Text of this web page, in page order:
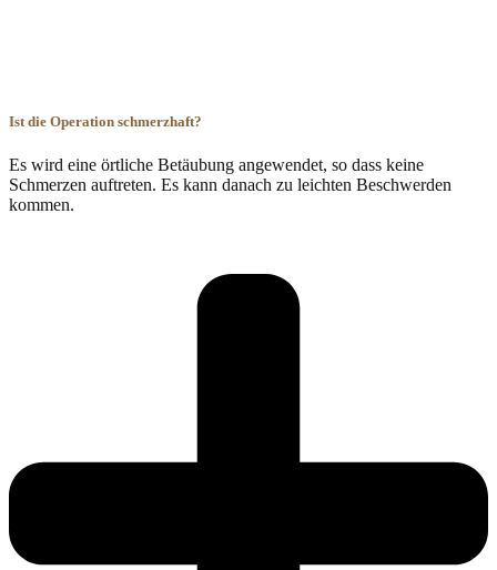
Ist die Operation schmerzhaft?
Es wird eine örtliche Betäubung angewendet, so dass keine
Schmerzen auftreten. Es kann danach zu leichten Beschwerden
kommen.